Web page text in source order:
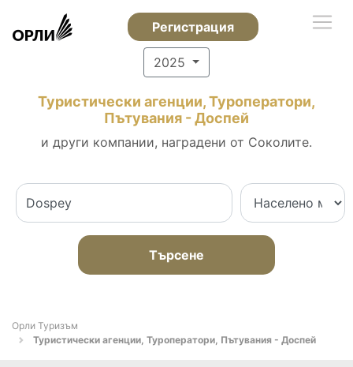
Регистрация
2025
Туристически агенции, Туроператори,
Пътувания - Доспей
и други компании, наградени от Соколите.
Търсене
Орли Туризъм
Туристически агенции, Туроператори, Пътувания - Доспей